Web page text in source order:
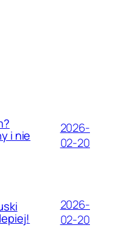
i nie
2026-
02-20
2026-
02-20